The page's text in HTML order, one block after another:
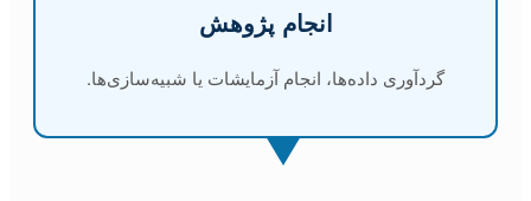
انجام پژوهش
گردآوری داده‌ها، انجام آزمایشات یا شبیه‌سازی‌ها.